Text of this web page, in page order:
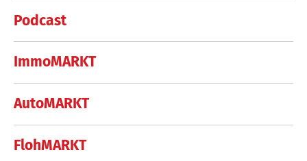
Podcast
ImmoMARKT
AutoMARKT
FlohMARKT